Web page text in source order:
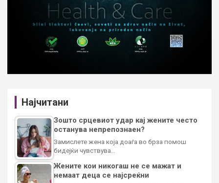
Најчитани
Зошто срцевиот удар кај жените често
останува непрепознаен?
Замислете жена која доаѓа во брза помош
бидејќи чувствува…
Жените кои никогаш не се мажат и
немаат деца се најсреќни